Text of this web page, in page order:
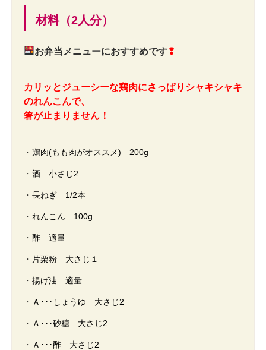
材料（2人分）
お弁当メニューにおすすめです❢
カリッとジューシーな鶏肉にさっぱりシャキシャキ
のれんこんで、
箸が止まりません！
・鶏肉(もも肉がオススメ) 200g
・酒 小さじ2
・長ねぎ 1/2本
・れんこん 100g
・酢 適量
・片栗粉 大さじ１
・揚げ油 適量
・Ａ･･･しょうゆ 大さじ2
・Ａ･･･砂糖 大さじ2
・Ａ･･･酢 大さじ2